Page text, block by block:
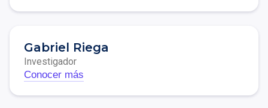
Gabriel Riega
Investigador
Conocer más